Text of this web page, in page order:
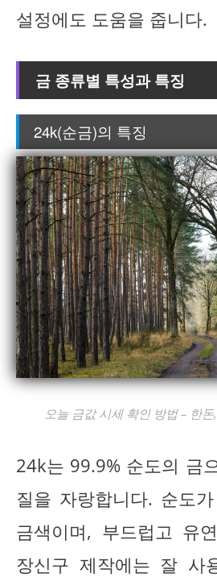
설정에도 도움을 줍니다.
금 종류별 특성과 특징
24k(순금)의 특징
오늘 금값 시세 확인 방법 – 한
24k는 99.9% 순도의 금
질을 자랑합니다. 순도
금색이며, 부드럽고 유
장신구 제작에는 잘 사